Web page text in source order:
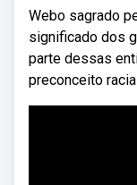
Webo sagrado
significado dos
parte dessas
preconceito